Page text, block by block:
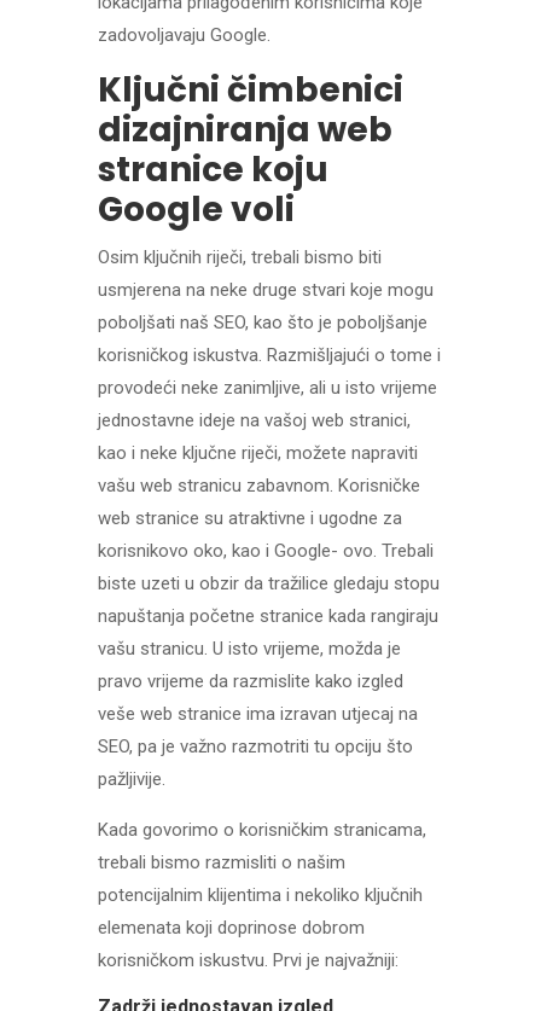
zadovoljavaju Google.
Ključni čimbenici
dizajniranja web
stranice koju
Google voli
Osim ključnih riječi, trebali bismo biti
usmjerena na neke druge stvari koje mogu
poboljšati naš SEO, kao što je poboljšanje
korisničkog iskustva. Razmišljajući o tome i
provodeći neke zanimljive, ali u isto vrijeme
jednostavne ideje na vašoj web stranici,
kao i neke ključne riječi, možete napraviti
vašu web stranicu zabavnom. Korisničke
web stranice su atraktivne i ugodne za
korisnikovo oko, kao i Google- ovo. Trebali
biste uzeti u obzir da tražilice gledaju stopu
napuštanja početne stranice kada rangiraju
vašu stranicu. U isto vrijeme, možda je
pravo vrijeme da razmislite kako izgled
veše web stranice ima izravan utjecaj na
SEO, pa je važno razmotriti tu opciju što
pažljivije.
Kada govorimo o korisničkim stranicama,
trebali bismo razmisliti o našim
potencijalnim klijentima i nekoliko ključnih
elemenata koji doprinose dobrom
korisničkom iskustvu. Prvi je najvažniji: